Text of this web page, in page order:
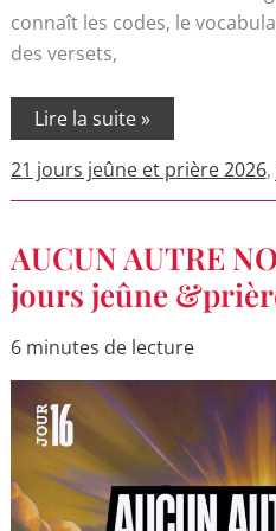
connaît les codes, le
des versets,
Lire la suite »
21 jours jeûne et prière 2026,
AUCUN AUTRE
jours jeûne
6 minutes de lecture
AUCUN
AUTRE
NOM
(JOUR
-21
jours
jeûne
&prière)